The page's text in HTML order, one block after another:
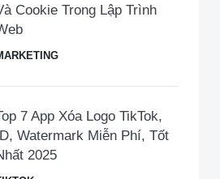
Cookie Trong Lập Trình
7 App Xóa Logo TikTok,
ID, Watermark Miễn Phí, Tốt
2025